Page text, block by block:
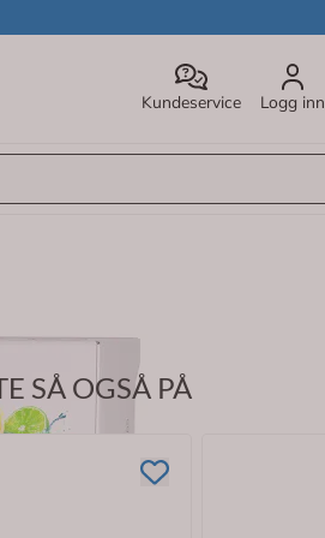
Kundeservice Logg inn
SÅ OGSÅ PÅ
Perfekt å ha med i vesken.